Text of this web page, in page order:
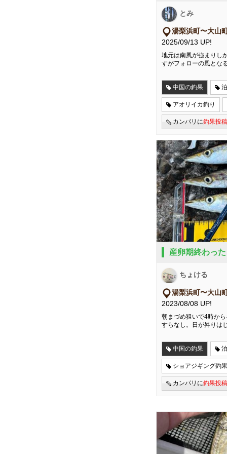
とみ
湯梨浜町〜大山
2025/09/13 UP!
地元は南風が強まりし
すがフォローの風とな
中国の釣果
アオリイカ釣り
カンパリに釣果投稿
産卵期終わっ
ちょける
湯梨浜町〜大山
2023/08/08 UP!
朝まづめ狙いで4時か
すらなし。日が昇りは
中国の釣果
ショアジギング釣果
カンパリに釣果投稿